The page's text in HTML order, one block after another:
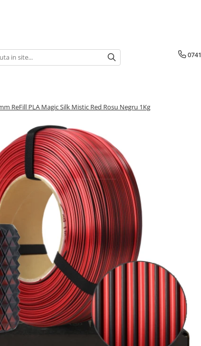
ReFill PLA Magic Silk Mistic Red Rosu Negru 1Kg